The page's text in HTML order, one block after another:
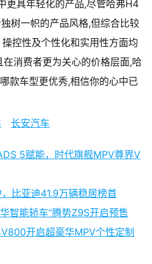
更具年轻化的产品,尽管哈弗H4
树一帜的产品风格,但综合比较
控性及个性化和实用性方面均
消费者更为关心的价格层面,哈
款车型更优秀,相信你的心中已
长安汽车
5赋能，时代旗舰MPV尊界V
比亚迪41.9万辆稳居榜首
智能轿车”腾势Z9S开启预售
V800开启超豪华MPV个性定制